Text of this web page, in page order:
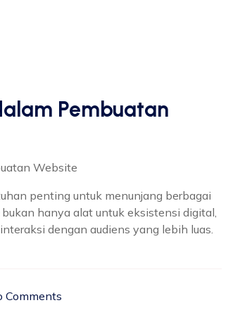
Pembuatan
Website
penting untuk menunjang berbagai
hanya alat untuk eksistensi digital,
dengan audiens yang lebih luas.
Comments